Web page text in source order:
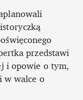
przedstawi
i opowie o tym,
w walce o